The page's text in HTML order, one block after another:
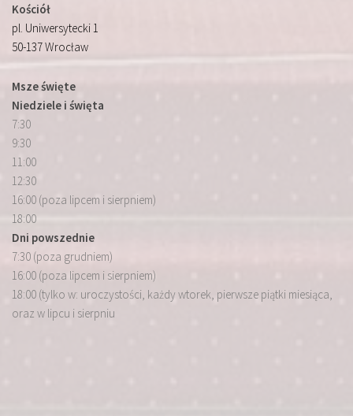
Kościół
pl. Uniwersytecki 1
50-137 Wrocław
Msze święte
Niedziele i święta
7:30
9:30
11:00
12:30
16:00 (poza lipcem i sierpniem)
18:00
Dni powszednie
7:30 (poza grudniem)
16:00 (poza lipcem i sierpniem)
18:00 (tylko w: uroczystości, każdy wtorek, pierwsze piątki miesiąca,
oraz w lipcu i sierpniu